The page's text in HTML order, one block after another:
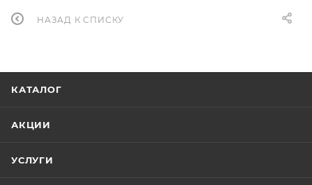
НАЗАД К СПИСКУ
КАТАЛОГ
АКЦИИ
УСЛУГИ